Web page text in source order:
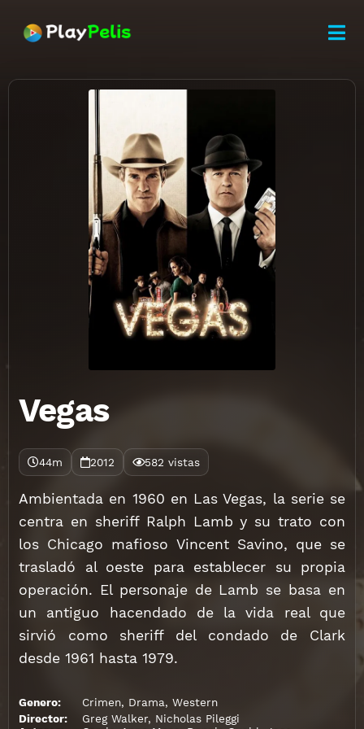
Vegas
44m 2012 582 vistas
Ambientada en 1960 en Las Vegas, la serie se
centra en sheriff Ralph Lamb y su trato con
los Chicago mafioso Vincent Savino, que se
trasladó al oeste para establecer su propia
operación. El personaje de Lamb se basa en
un antiguo hacendado de la vida real que
sirvió como sheriff del condado de Clark
desde 1961 hasta 1979.
Genero: Crimen, Drama, Western
Director:
Greg Walker, Nicholas Pileggi